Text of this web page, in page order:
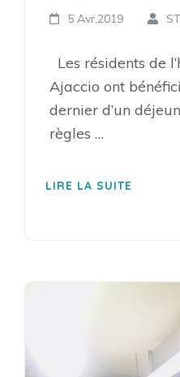
5 Avr,2019
Les résidents de
Ajaccio ont
dernier d’un
règles …
LIRE LA SUITE